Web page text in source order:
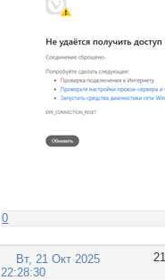
0
21
Вт, 21 Окт 2025
22:28:30